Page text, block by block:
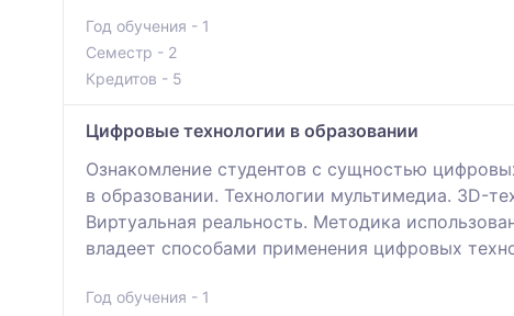
Год обучения - 1
Семестр - 2
Кредитов - 5
Цифровые технологии в образовании
Ознакомление студентов с сущностью
в образовании. Технологии мультимедиа. 3D-
Виртуальная реальность. Методика
владеет способами применения цифровых
Год обучения - 1